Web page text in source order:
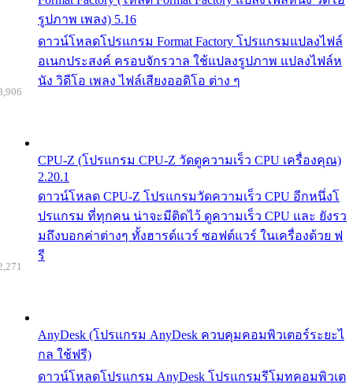
รูปภาพ เพลง) 5.16
ดาวน์โหลดโปรแกรม Format Factory โปรแกรมแปลงไฟล์
อเนกประสงค์ ครอบจักรวาล ใช้แปลงรูปภาพ แปลงไฟล์ห
นัง วิดีโอ เพลง ไฟล์เสียงออดิโอ ต่าง ๆ
CPU-Z (โปรแกรม CPU-Z วัดดูความเร็ว CPU เครื่องคุณ)
2.20.1
ดาวน์โหลด CPU-Z โปรแกรมวัดความเร็ว CPU อีกหนึ่งโ
ปรแกรม ที่ทุกคน น่าจะมีติดไว้ ดูความเร็ว CPU และ ยังรว
มถึงบอกค่าต่างๆ ทั้งฮารด์แวร์ ซอฟต์แวร์ ในเครื่องด้วย ฟ
รี
AnyDesk (โปรแกรม AnyDesk ควบคุมคอมพิวเตอร์ระยะไ
กล ใช้ฟรี)
ดาวน์โหลดโปรแกรม AnyDesk โปรแกรมรีโมทคอมพิวเต